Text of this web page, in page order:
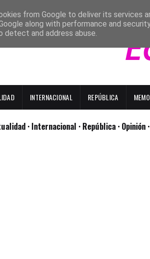
INTERNACIONAL REPÚBLICA
· Internacional · República · Opinión
from Google to deliver its services
along with performance and
detect and address abuse.